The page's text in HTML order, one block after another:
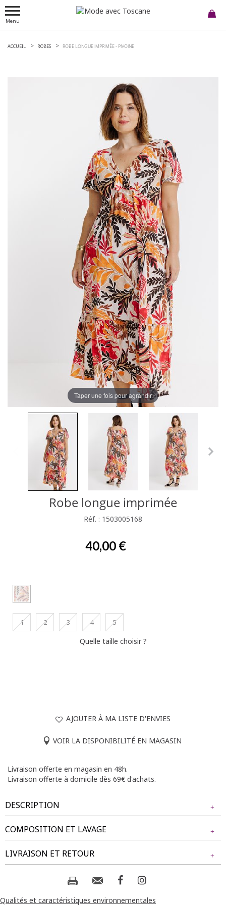
Menu
ACCUEIL ROBES ROBE LONGUE IMPRIMÉE - PIVOINE
Taper une fois pour agrandir
Robe longue imprimée
Réf. : 1503005168
40,00 €
1 2 3 4 5
Quelle taille choisir ?
AJOUTER À MA LISTE D'ENVIES
VOIR LA DISPONIBILITÉ EN MAGASIN
Livraison offerte en magasin en 48h.
Livraison offerte à domicile dès 69€ d'achats.
DESCRIPTION
Robe longue grande taille évasée à manches courtes
volantées avec col en V. Longueur chevilles. Jeu de fronces
sous poitrine. Nœud ton sur ton au niveau du col. Imprimé
floral sur l'ensemble du modèle. Base arrondie.
Notre mannequin Rafaela mesure 1m75 et porte une robe
COMPOSITION ET LAVAGE
Tissu principal : 95% POLYESTER, 5% ELASTHANE
Composition et lavage :
LIVRAISON ET RETOUR
NOS MODES DE LIVRAISON
Livraison Magasin :
Qualités et caractéristiques environnementales